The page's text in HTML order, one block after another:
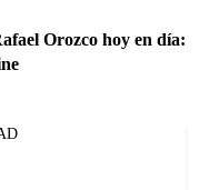
Orozco hoy en día: